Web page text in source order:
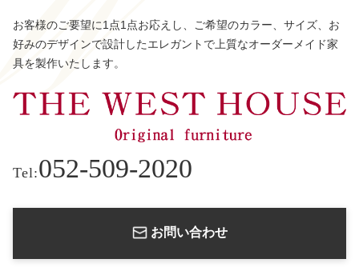
お客様のご要望に1点1点お応えし、ご希望のカラー、サイズ、お
好みのデザインで設計したエレガントで上質なオーダーメイド家
具を製作いたします。
Tel:052-509-2020
お問い合わせ